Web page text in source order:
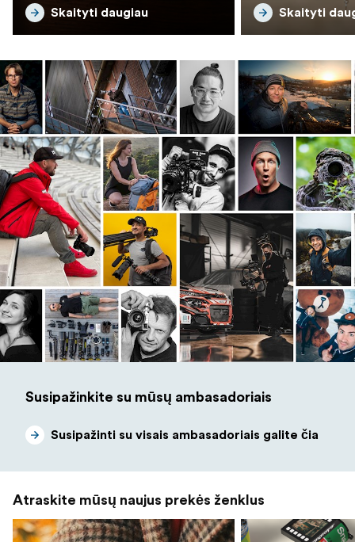
Skaityti daugiau Skaityti
Susipažinkite su mūsų ambasadoriais
Susipažinti su visais ambasadoriais galite čia
Atraskite mūsų naujus prekės ženklus